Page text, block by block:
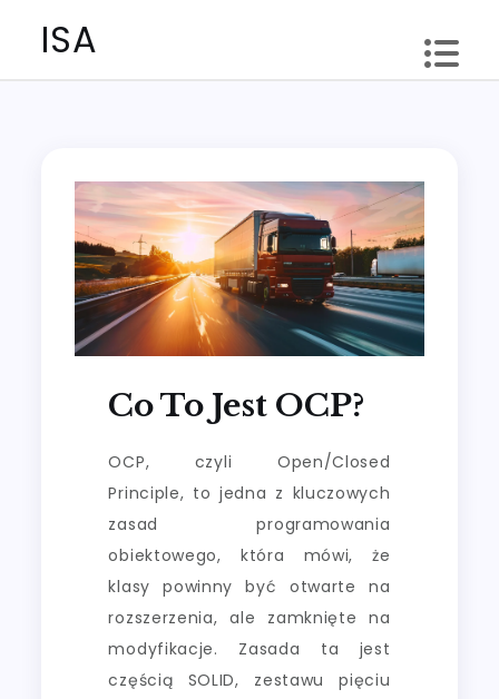
ISA
Co To Jest OCP?
OCP, czyli Open/Closed
Principle, to jedna z kluczowych
zasad programowania
obiektowego, która mówi, że
klasy powinny być otwarte na
rozszerzenia, ale zamknięte na
modyfikacje. Zasada ta jest
częścią SOLID, zestawu pięciu